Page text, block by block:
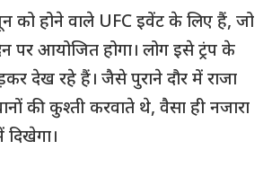
को होने वाले UFC इवेंट के लिए हैं, जो
पर आयोजित होगा। लोग इसे ट्रंप के
देख रहे हैं। जैसे पुराने दौर में राजा
की कुश्ती करवाते थे, वैसा ही नजारा